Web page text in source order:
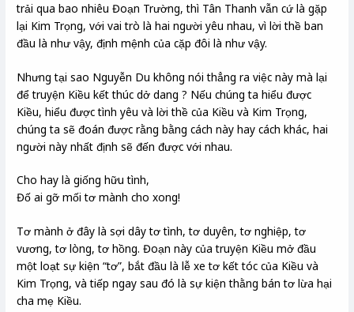
trải qua bao nhiêu Đoạn Trường, thì Tân Thanh vẫn cứ là gặp
lại Kim Trọng, với vai trò là hai người yêu nhau, vì lời thề ban
đầu là như vậy, định mệnh của cặp đôi là như vậy.
Nhưng tại sao Nguyễn Du không nói thẳng ra việc này mà lại
để truyện Kiều kết thúc dở dang ? Nếu chúng ta hiểu được
Kiều, hiểu được tình yêu và lời thề của Kiều và Kim Trọng,
chúng ta sẽ đoán được rằng bằng cách này hay cách khác, hai
người này nhất định sẽ đến được với nhau.
Cho hay là giống hữu tình,
Đố ai gỡ mối tơ mành cho xong!
Tơ mành ở đây là sợi dây tơ tình, tơ duyên, tơ nghiệp, tơ
vương, tơ lòng, tơ hồng. Đoạn này của truyện Kiều mở đầu
một loạt sự kiện “tơ”, bắt đầu là lễ xe tơ kết tóc của Kiều và
Kim Trọng, và tiếp ngay sau đó là sự kiện thằng bán tơ lừa hại
cha mẹ Kiều.